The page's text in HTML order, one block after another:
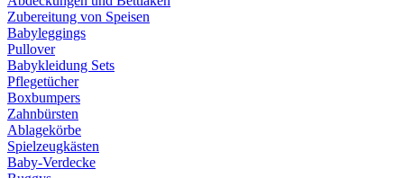
Zubereitung von Speisen
Babyleggings
Pullover
Babykleidung Sets
Pflegetücher
Boxbumpers
Zahnbürsten
Ablagekörbe
Spielzeugkästen
Baby-Verdecke